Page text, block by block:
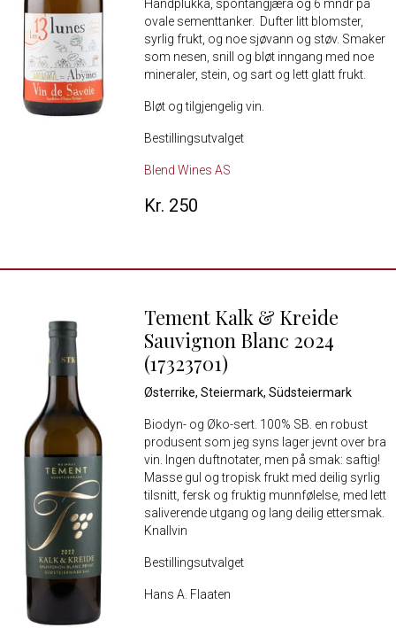
Håndplukka, spontangjæra og 6 mndr på
ovale sementtanker. Dufter litt blomster,
syrlig frukt, og noe sjøvann og støv. Smaker
som nesen, snill og bløt inngang med noe
mineraler, stein, og sart og lett glatt frukt.
Bløt og tilgjengelig vin.
Bestillingsutvalget
Blend Wines AS
Kr. 250
Tement Kalk & Kreide
Sauvignon Blanc 2024
(17323701)
Østerrike, Steiermark, Südsteiermark
Biodyn- og Øko-sert. 100% SB. en robust
produsent som jeg syns lager jevnt over bra
vin. Ingen duftnotater, men på smak: saftig!
Masse gul og tropisk frukt med deilig syrlig
tilsnitt, fersk og fruktig munnfølelse, med lett
saliverende utgang og lang deilig ettersmak.
Knallvin
Bestillingsutvalget
Hans A. Flaaten